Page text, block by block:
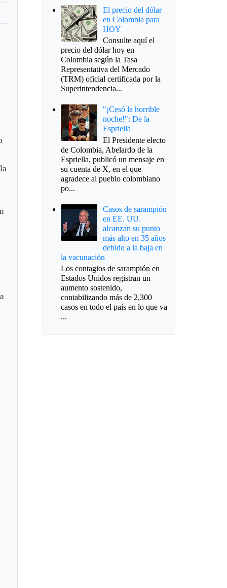
El precio del dólar
en Colombia para
HOY
Consulte aquí el
precio del dólar hoy en
Colombia según la Tasa
Representativa del Mercado
(TRM) oficial certificada por la
Superintendencia...
"¡Cesó la horrible
noche!": De la
Espriella
El Presidente electo
de Colombia, Abelardo de la
Espriella, publicó un mensaje en
su cuenta de X, en el que
agradece al pueblo colombiano
po...
Casos de sarampión
en EE. UU.
alcanzan su punto
más alto en 35 años
debido a la baja en
la vacunación
Los contagios de sarampión en
Estados Unidos registran un
aumento sostenido,
contabilizando más de 2,300
casos en todo el país en lo que va
...